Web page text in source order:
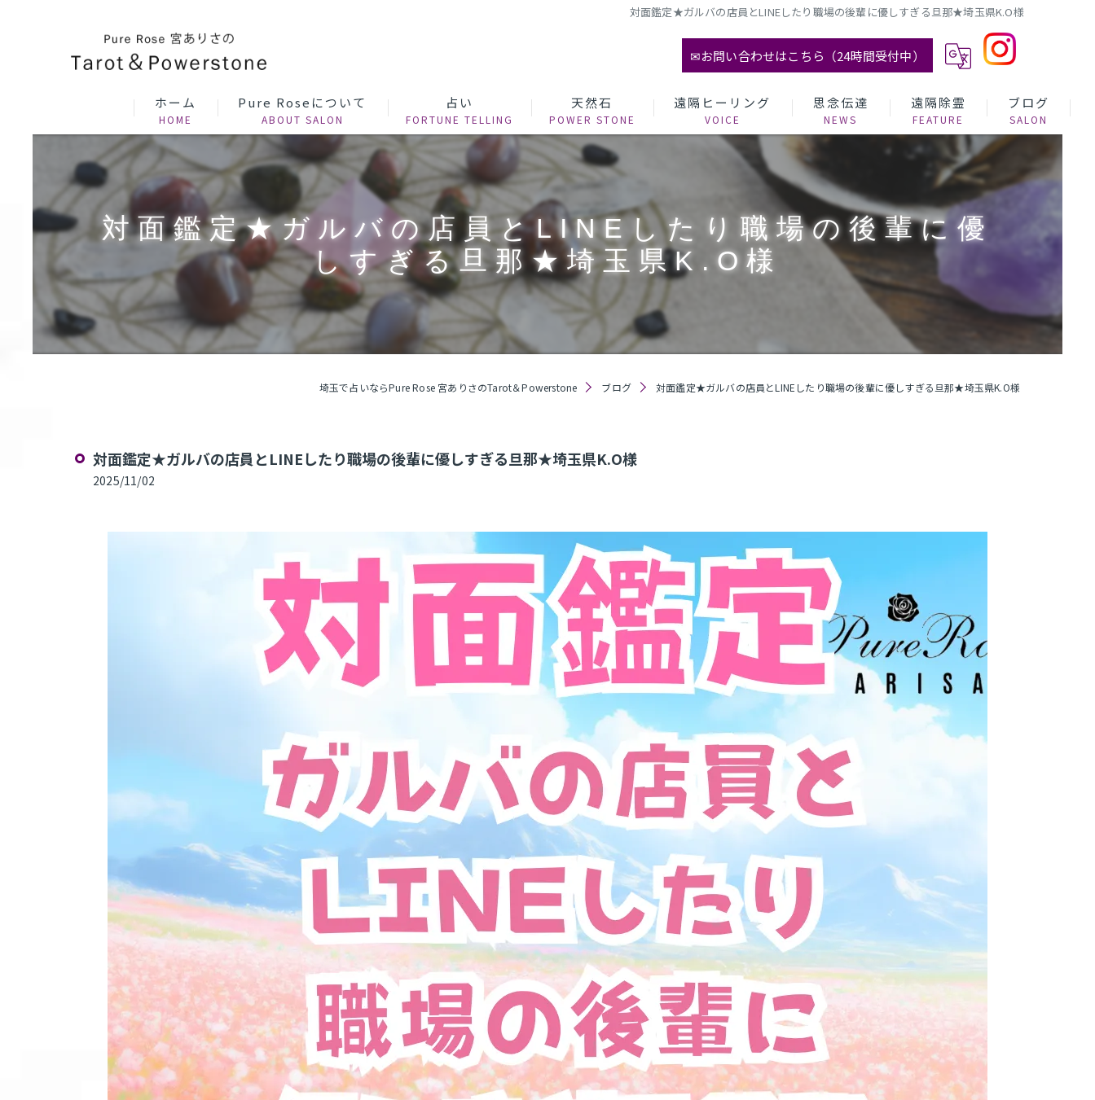
対面鑑定★ガルバの店員とLINEしたり職場の後輩に優しすぎる旦那★埼玉県K.O様
✉お問い合わせはこちら（24時間受付中）
ホーム Pure Roseについて 占い 天然石 遠隔ヒーリング 思念伝達 遠隔除霊 ブログ
対面鑑定★ガルバの店員とLINEしたり職場の後輩に優
しすぎる旦那★埼玉県K.O様
埼玉で占いならPure Rose 宮ありさのTarot＆Powerstone ブログ 対面鑑定★ガルバの店員とLINEしたり職場の後輩に優しすぎる旦那★埼玉県K.O様
対面鑑定★ガルバの店員とLINEしたり職場の後輩に優しすぎる旦那★埼玉県K.O様
2025/11/02